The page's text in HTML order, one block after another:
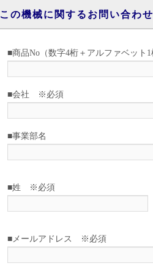
この機械に関するお問い合わせ